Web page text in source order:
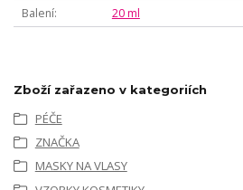
Balení
20 ml
Zboží zařazeno v kategoriích
PÉČE
ZNAČKA
MASKY NA VLASY